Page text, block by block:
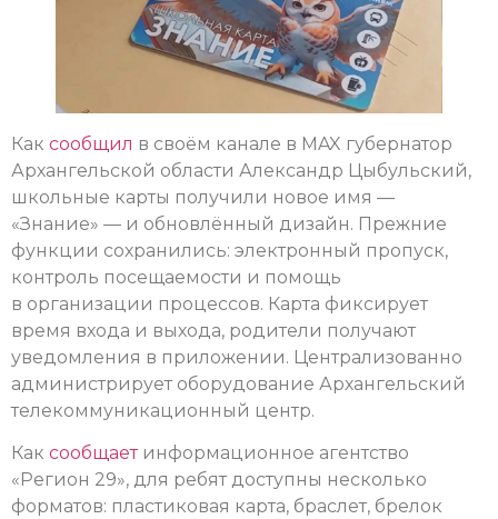
Как сообщил в своём канале в MAX губернатор
Архангельской области Александр Цыбульский,
школьные карты получили новое имя —
«Знание» — и обновлённый дизайн. Прежние
функции сохранились: электронный пропуск,
контроль посещаемости и помощь
в организации процессов. Карта фиксирует
время входа и выхода, родители получают
уведомления в приложении. Централизованно
администрирует оборудование Архангельский
телекоммуникационный центр.
Как сообщаетинформационное агентство
«Регион 29», для ребят доступны несколько
форматов: пластиковая карта, браслет, брелок